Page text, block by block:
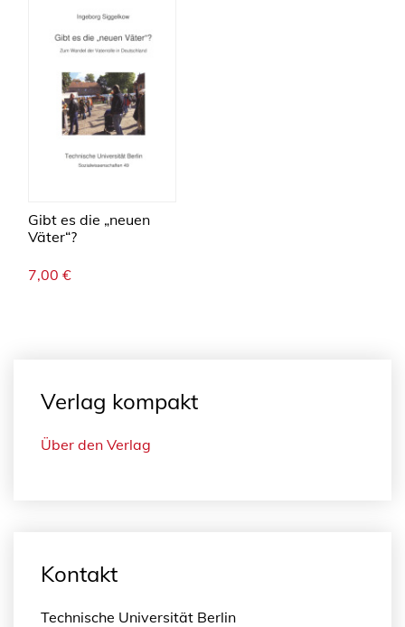
Gibt es die „neuen
Väter“?
7,00 €
Verlag kompakt
Über den Verlag
Kontakt
Technische Universität Berlin